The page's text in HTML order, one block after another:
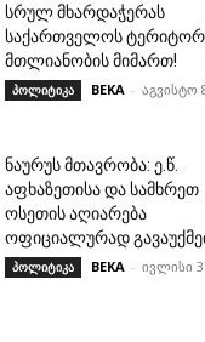
სრულ მხარდაჭერას
საქართველოს
მთლიანობის მიმართ!
პოლიტიკა BEKA - აგვისტო
ნაურუს მთავრობა: ე.წ.
აფხაზეთისა და სამხრეთ
ოსეთის აღიარება
ოფიციალურად
პოლიტიკა BEKA - ივლისი